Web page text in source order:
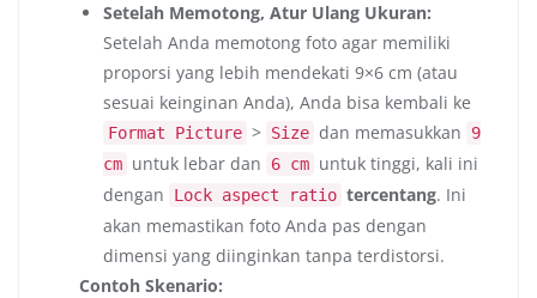
Setelah Memotong, Atur Ulang Ukuran:
Setelah Anda memotong foto agar memiliki
proporsi yang lebih mendekati 9×6 cm (atau
sesuai keinginan Anda), Anda bisa kembali ke
Format Picture > Size dan memasukkan
9
cm untuk lebar dan 6 cm untuk tinggi, kali ini
dengan
Lock aspect ratio tercentang. Ini
akan memastikan foto Anda pas dengan
dimensi yang diinginkan tanpa terdistorsi.
Contoh Skenario: